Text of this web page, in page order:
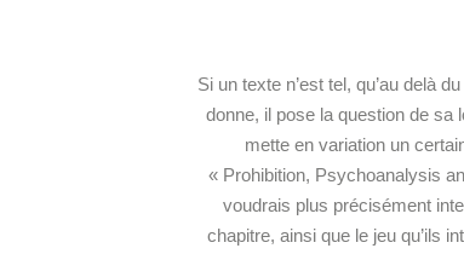
Si un texte n’est tel, qu’au delà
donne, il pose la question de sa
mette en variation un
« Prohibition, Psychoanalysis
voudrais plus précisément
chapitre, ainsi que le jeu qu’ils